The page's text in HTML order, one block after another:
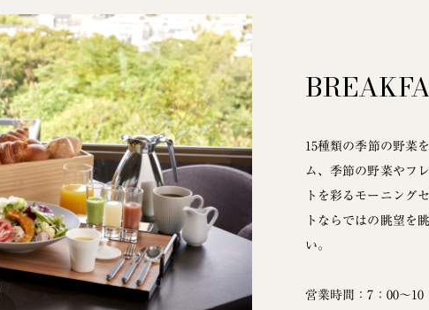
15種類の季節の野菜
ム、季節の野菜やフ
トを彩るモーニング
トならではの眺望を
い。
営業時間：7：00〜10